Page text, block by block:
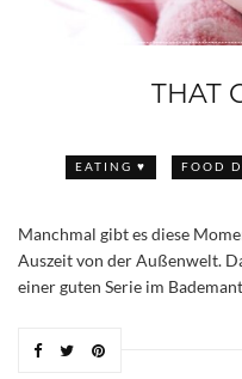
THAT
EATING ♥ FOOD
Manchmal gibt es diese
Auszeit von der Außenwelt.
einer guten Serie im